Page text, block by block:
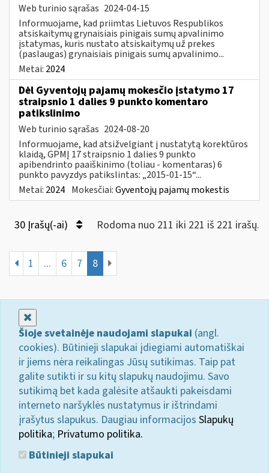
Web turinio sąrašas 2024-04-15
Informuojame, kad priimtas Lietuvos Respublikos
atsiskaitymų grynaisiais pinigais sumų apvalinimo
įstatymas, kuris nustato atsiskaitymų už prekes
(paslaugas) grynaisiais pinigais sumų apvalinimo...
Metai: 2024
Dėl Gyventojų pajamų mokesčio įstatymo 17
straipsnio 1 dalies 9 punkto komentaro
patikslinimo
Web turinio sąrašas 2024-08-20
Informuojame, kad atsižvelgiant į nustatytą korektūros
klaidą, GPMĮ 17 straipsnio 1 dalies 9 punkto
apibendrinto paaiškinimo (toliau - komentaras) 6
punkto pavyzdys patikslintas: „2015-01-15“...
Metai: 2024 Mokesčiai:Gyventojų pajamų mokestis
30 Įrašų(-ai) Rodoma nuo 211 iki 221 iš 221 irašų.
1 ... 6 7 8
Šioje svetainėje naudojami slapukai (angl.
cookies). Būtinieji slapukai įdiegiami automatiškai
ir jiems nėra reikalingas Jūsų sutikimas. Taip pat
galite sutikti ir su kitų slapukų naudojimu. Savo
sutikimą bet kada galėsite atšaukti pakeisdami
interneto naršyklės nustatymus ir ištrindami
įrašytus slapukus. Daugiau informacijos Slapukų
politika; Privatumo politika.
Būtinieji slapukai